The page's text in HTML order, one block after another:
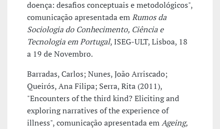
doença: desafios conceptuais e metodológicos",
comunicação apresentada emRumos da
Sociologia do Conhecimento, Ciência e
Tecnologia em Portugal, ISEG-ULT, Lisboa, 18
a 19 de Novembro.
Barradas, Carlos; Nunes, João Arriscado;
Queirós, Ana Filipa; Serra, Rita (2011),
"Encounters of the third kind? Eliciting and
exploring narratives of the experience of
illness", comunicação apresentada emAgeing,